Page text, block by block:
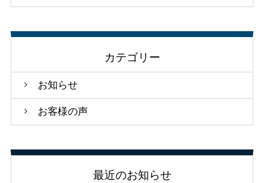
カテゴリー
お知らせ
お客様の声
最近のお知らせ